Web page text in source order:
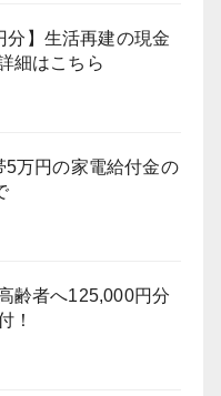
分】生活再建の現金
細はこちら
5万円の家電給付金の
齢者へ125,000円分
！